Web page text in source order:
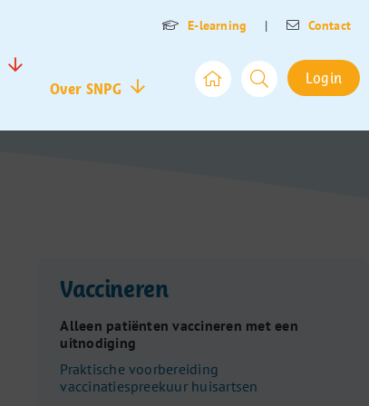
E-learning | Contact
Over SNPG
Login
Vaccineren
Alleen patiënten vaccineren met een
uitnodiging
Praktische voorbereiding
vaccinatiespreekuur huisartsen